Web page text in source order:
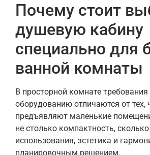
Почему стоит
душевую кабину
специально для
ванной комнаты
В просторной комнате требования
оборудованию отличаются от тех,
предъявляют маленькие
не столько компактность,
использования, эстетика и
планировочным решением.